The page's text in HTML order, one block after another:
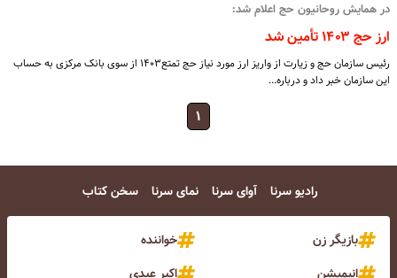
در همایش روحانیون حج اعلام شد:
ارز حج ۱۴۰۳ تأمین شد
رئیس سازمان حج و زیارت از واریز ارز مورد نیاز حج تمتع۱۴۰۳ از سوی بانک مرکزی به حساب
این سازمان خبر داد و درباره…
۱
رادیو سرنا آوای سرنا نمای سرنا سخن کتاب
بازیگر زن
خواننده
انیمیشن
اکبر عبدی